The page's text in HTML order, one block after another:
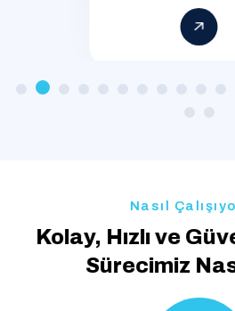
Nasıl
Kolay, Hızlı ve
Sürecimiz